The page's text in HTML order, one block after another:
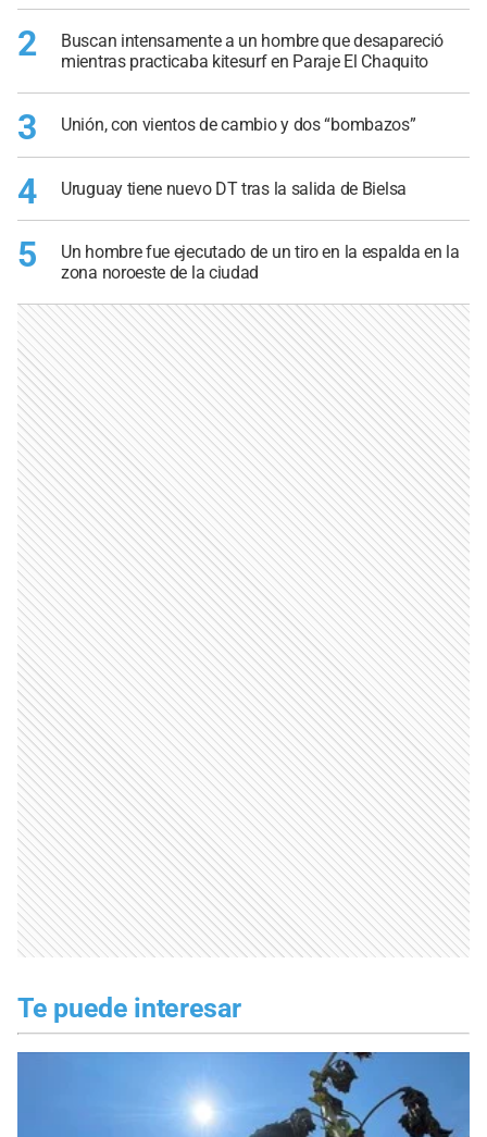
2
Buscan intensamente a un hombre que desapareció
mientras practicaba kitesurf en Paraje El Chaquito
3 Unión, con vientos de cambio y dos “bombazos”
4 Uruguay tiene nuevo DT tras la salida de Bielsa
5
Un hombre fue ejecutado de un tiro en la espalda en la
zona noroeste de la ciudad
Te puede interesar